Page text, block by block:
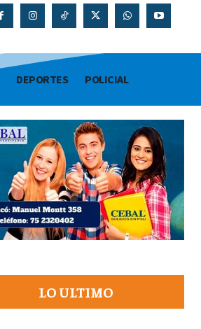
DEPORTES POLICIAL
LO ULTIMO